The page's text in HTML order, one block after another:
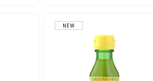
NEW